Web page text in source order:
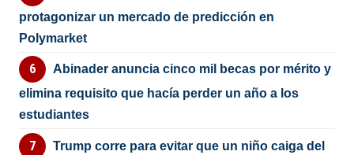
protagonizar un mercado de predicción en
Polymarket
Abinader anuncia cinco mil becas por mérito y
elimina requisito que hacía perder un año a los
estudiantes
Trump corre para evitar que un niño caiga del